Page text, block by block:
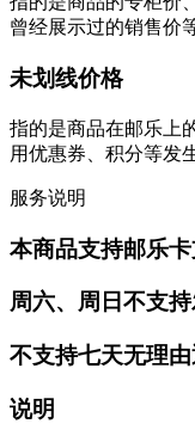
曾经展示过的销售价
未划线价格
指的是商品在邮乐上
用优惠券、积分等发
服务说明
本商品支持邮乐
周六、周日不支
不支持七天无理
说明